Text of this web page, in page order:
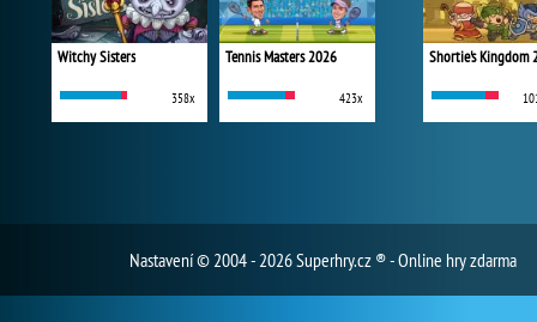
Witchy Sisters
358x
Tennis Masters 2026
423x
Shortie's Kingdom
Nastavení© 2004 - 2026 Superhry.cz ® - Online hry zdarma